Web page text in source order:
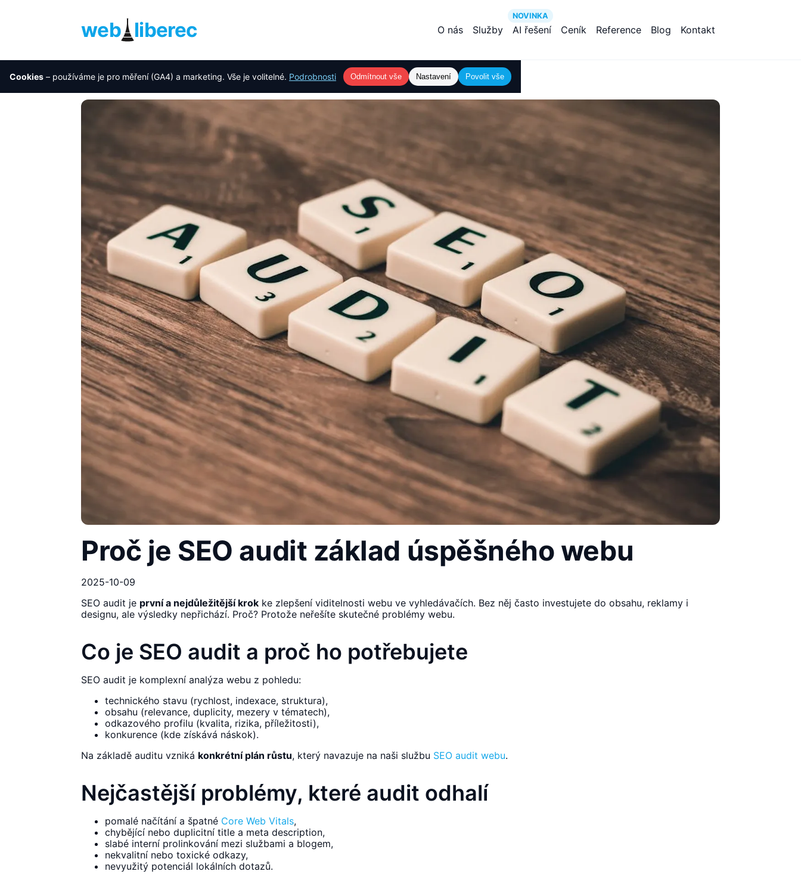
web liberec O nás Služby
NOVINKA
AI řešení Ceník Reference Blog Kontakt
Cookies – používáme je pro měření (GA4) a marketing. Vše je volitelné. Podrobnosti Odmítnout vše Nastavení Povolit vše
Úvod › › Proč je SEO audit základ úspěšného webu
Proč je SEO audit základ úspěšného webu
2025-10-09
SEO audit je první a nejdůležitější krok ke zlepšení viditelnosti webu ve vyhledávačích. Bez něj často investujete do obsahu, reklamy i
designu, ale výsledky nepřichází. Proč? Protože neřešíte skutečné problémy webu.
Co je SEO audit a proč ho potřebujete
SEO audit je komplexní analýza webu z pohledu:
technického stavu (rychlost, indexace, struktura),
obsahu (relevance, duplicity, mezery v tématech),
odkazového profilu (kvalita, rizika, příležitosti),
konkurence (kde získává náskok).
Na základě auditu vzniká konkrétní plán růstu, který navazuje na naši službu SEO audit webu.
Nejčastější problémy, které audit odhalí
pomalé načítání a špatné Core Web Vitals,
chybějící nebo duplicitní title a meta description,
slabé interní prolinkování mezi službami a blogem,
nekvalitní nebo toxické odkazy,
nevyužitý potenciál lokálních dotazů.